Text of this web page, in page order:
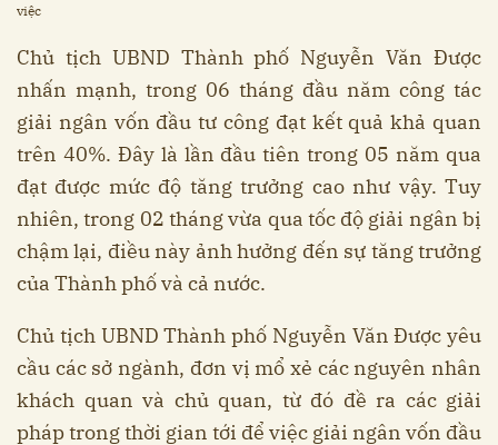
việc
Chủ tịch UBND Thành phố Nguyễn Văn Được
nhấn mạnh, trong 06 tháng đầu năm công tác
giải ngân vốn đầu tư công đạt kết quả khả quan
trên 40%. Đây là lần đầu tiên trong 05 năm qua
đạt được mức độ tăng trưởng cao như vậy. Tuy
nhiên, trong 02 tháng vừa qua tốc độ giải ngân bị
chậm lại, điều này ảnh hưởng đến sự tăng trưởng
của Thành phố và cả nước.
Chủ tịch UBND Thành phố Nguyễn Văn Được yêu
cầu các sở ngành, đơn vị mổ xẻ các nguyên nhân
khách quan và chủ quan, từ đó đề ra các giải
pháp trong thời gian tới để việc giải ngân vốn đầu